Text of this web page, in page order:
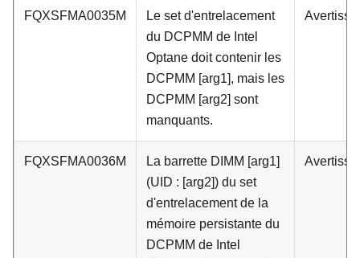
FQXSFMA0035M
Le set d'entrelacement
du DCPMM de Intel
Optane doit contenir les
DCPMM [arg1], mais les
DCPMM [arg2] sont
manquants.
FQXSFMA0036M
La barrette DIMM [arg1]
(UID : [arg2]) du set
d'entrelacement de la
mémoire persistante du
DCPMM de Intel